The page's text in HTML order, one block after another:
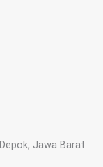
Jawa Barat